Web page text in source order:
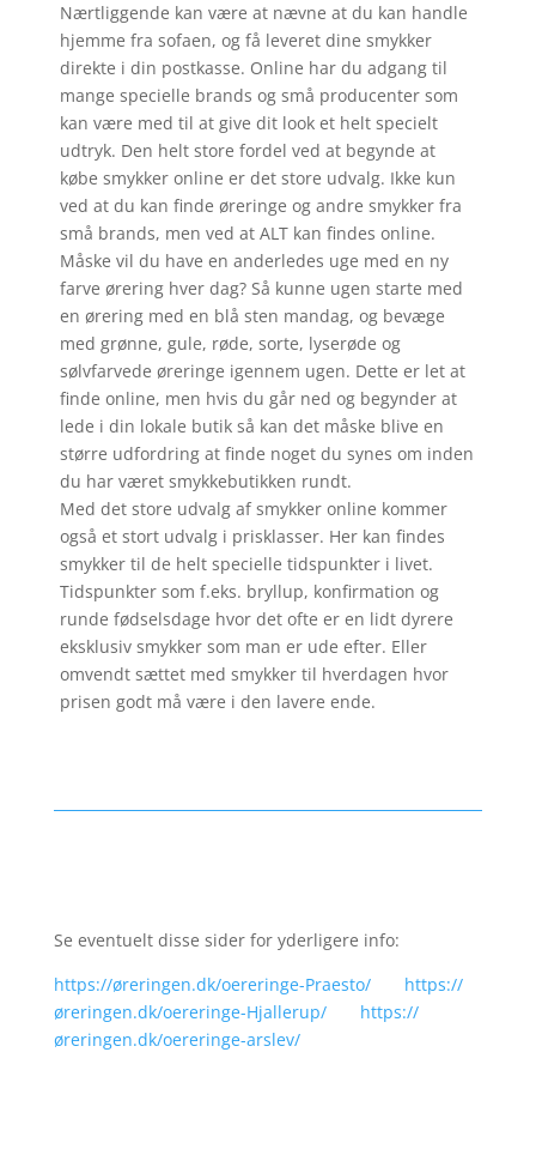
Nærtliggende kan være at nævne at du kan handle
hjemme fra sofaen, og få leveret dine smykker
direkte i din postkasse. Online har du adgang til
mange specielle brands og små producenter som
kan være med til at give dit look et helt specielt
udtryk. Den helt store fordel ved at begynde at
købe smykker online er det store udvalg. Ikke kun
ved at du kan finde øreringe og andre smykker fra
små brands, men ved at ALT kan findes online.
Måske vil du have en anderledes uge med en ny
farve ørering hver dag? Så kunne ugen starte med
en ørering med en blå sten mandag, og bevæge
med grønne, gule, røde, sorte, lyserøde og
sølvfarvede øreringe igennem ugen. Dette er let at
finde online, men hvis du går ned og begynder at
lede i din lokale butik så kan det måske blive en
større udfordring at finde noget du synes om inden
du har været smykkebutikken rundt.
Med det store udvalg af smykker online kommer
også et stort udvalg i prisklasser. Her kan findes
smykker til de helt specielle tidspunkter i livet.
Tidspunkter som f.eks. bryllup, konfirmation og
runde fødselsdage hvor det ofte er en lidt dyrere
eksklusiv smykker som man er ude efter. Eller
omvendt sættet med smykker til hverdagen hvor
prisen godt må være i den lavere ende.
Se eventuelt disse sider for yderligere info:
https://øreringen.dk/oereringe-Praesto/
https://
øreringen.dk/oereringe-Hjallerup/
https://
øreringen.dk/oereringe-arslev/